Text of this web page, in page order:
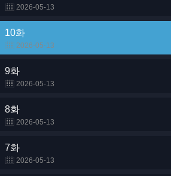
2026-05-13
10화
2026-05-13
9화
2026-05-13
8화
2026-05-13
7화
2026-05-13